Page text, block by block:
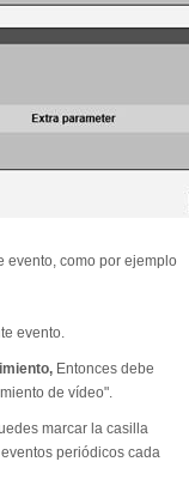
evento, como por ejemplo
evento.
Entonces debe
de vídeo".
marcar la casilla
periódicos cada